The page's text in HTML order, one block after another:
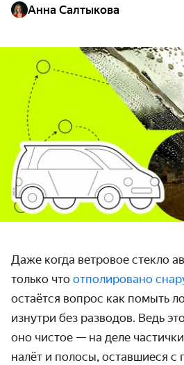
Анна Салтыкова
Даже когда ветровое стекло
только что отполировано
остаётся вопрос как помыть
изнутри без разводов. Ведь
оно чистое — на деле
налёт и полосы, оставшиеся